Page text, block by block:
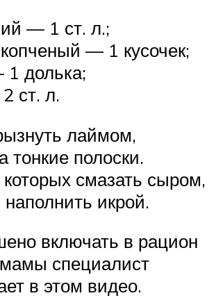
— 1 ст. л.;
— 1 кусочек;
долька;
ст. л.
лаймом,
тонкие полоски.
смазать сыром,
икрой.
включать в рацион
специалист
в этом видео.